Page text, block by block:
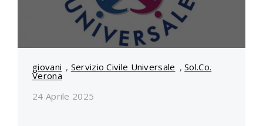
giovani , Servizio Civile Universale ,Sol.Co.
Verona
24 Aprile 2025